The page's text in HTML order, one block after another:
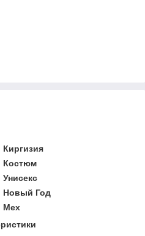
Киргизия
Костюм
Унисекс
Новый Год
Мех